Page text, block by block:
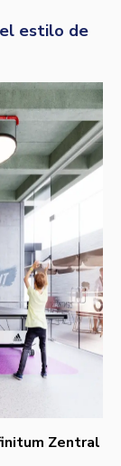
el estilo de
Zentral